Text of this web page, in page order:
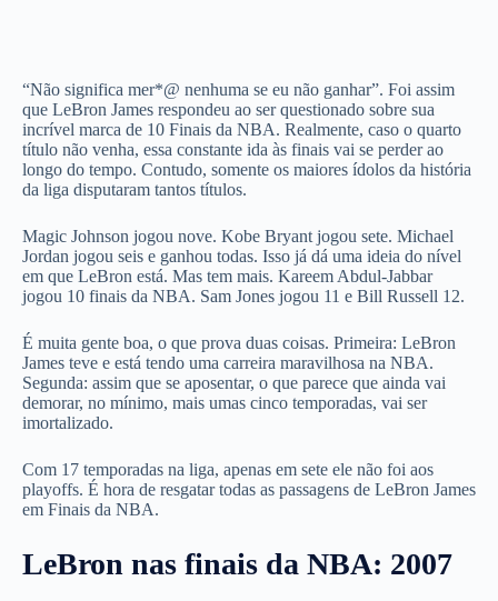
“Não significa mer*@ nenhuma se eu não ganhar”. Foi assim
que LeBron James respondeu ao ser questionado sobre sua
incrível marca de 10 Finais da NBA. Realmente, caso o quarto
título não venha, essa constante ida às finais vai se perder ao
longo do tempo. Contudo, somente os maiores ídolos da história
da liga disputaram tantos títulos.
Magic Johnson jogou nove. Kobe Bryant jogou sete. Michael
Jordan jogou seis e ganhou todas. Isso já dá uma ideia do nível
em que LeBron está. Mas tem mais. Kareem Abdul-Jabbar
jogou 10 finais da NBA. Sam Jones jogou 11 e Bill Russell 12.
É muita gente boa, o que prova duas coisas. Primeira: LeBron
James teve e está tendo uma carreira maravilhosa na NBA.
Segunda: assim que se aposentar, o que parece que ainda vai
demorar, no mínimo, mais umas cinco temporadas, vai ser
imortalizado.
Com 17 temporadas na liga, apenas em sete ele não foi aos
playoffs. É hora de resgatar todas as passagens de LeBron James
em Finais da NBA.
LeBron nas finais da NBA: 2007